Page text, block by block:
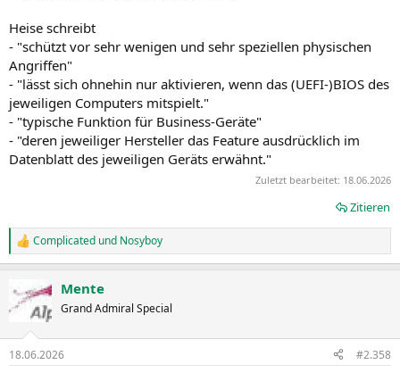
Heise schreibt
- "schützt vor sehr wenigen und sehr speziellen physischen
Angriffen"
- "lässt sich ohnehin nur aktivieren, wenn das (UEFI-)BIOS des
jeweiligen Computers mitspielt."
- "typische Funktion für Business-Geräte"
- "deren jeweiliger Hersteller das Feature ausdrücklich im
Datenblatt des jeweiligen Geräts erwähnt."
Zuletzt bearbeitet: 18.06.2026
Zitieren
R
e
k
t
e
Complicated und Nosyboy
Mente
Grand Admiral Special
18.06.2026 #2.358